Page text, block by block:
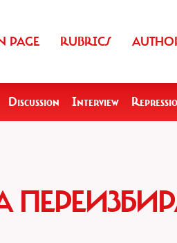
PAGE RUBRICS
Discussion Interview